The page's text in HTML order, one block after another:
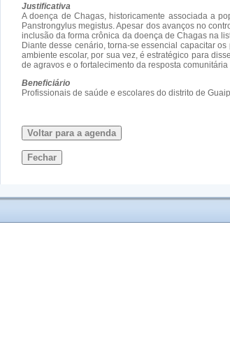
Justificativa
A doença de Chagas, historicamente associada a
Panstrongylus megistus. Apesar dos avanços no
inclusão da forma crônica da doença de Chagas na
Diante desse cenário, torna-se essencial capacitar
ambiente escolar, por sua vez, é estratégico para
de agravos e o fortalecimento da resposta
Beneficiário
Profissionais de saúde e escolares do distrito de
Voltar para a agenda
Fechar